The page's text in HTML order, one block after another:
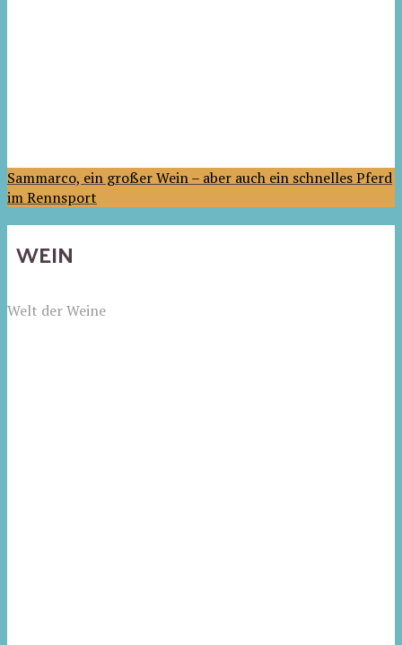
Sammarco, ein großer Wein – aber auch ein schnelles Pferd
im Rennsport
WEIN
Welt der Weine